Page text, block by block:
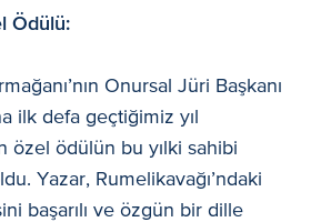
Ödülü:
Onursal Jüri Başkanı
ilk defa geçtiğimiz yıl
özel ödülün bu yılki sahibi
Yazar, Rumelikavağı’ndaki
başarılı ve özgün bir dille